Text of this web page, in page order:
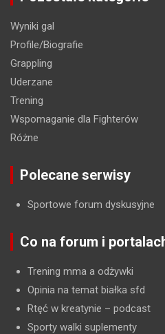
Wyniki gal
Profile/Biografie
Grappling
Uderzane
Trening
Wspomaganie dla Fighterów
Różne
Polecane serwisy
Sportowe forum dyskusyjne
Co na forum i
Trening mma a odżywki
Opinia na temat białka sfd
Rtęć w kreatynie – podcast
Sporty walki suplementy